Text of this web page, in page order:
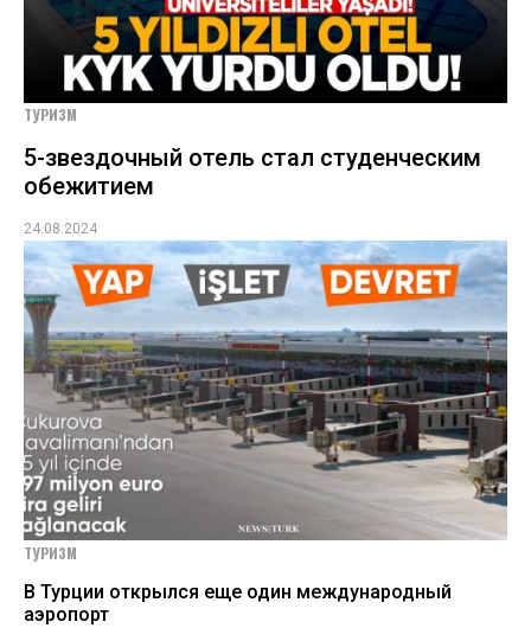
ТУРИЗМ
5-звездочный отель стал студенческим
обежитием
24.08.2024
ТУРИЗМ
В Турции открылся еще один международный
аэропорт